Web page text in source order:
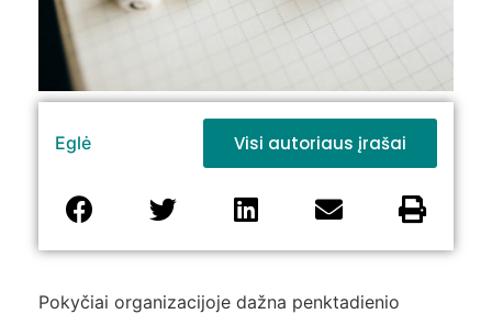
Eglė Visi autoriaus įrašai
Pokyčiai organizacijoje dažna penktadienio